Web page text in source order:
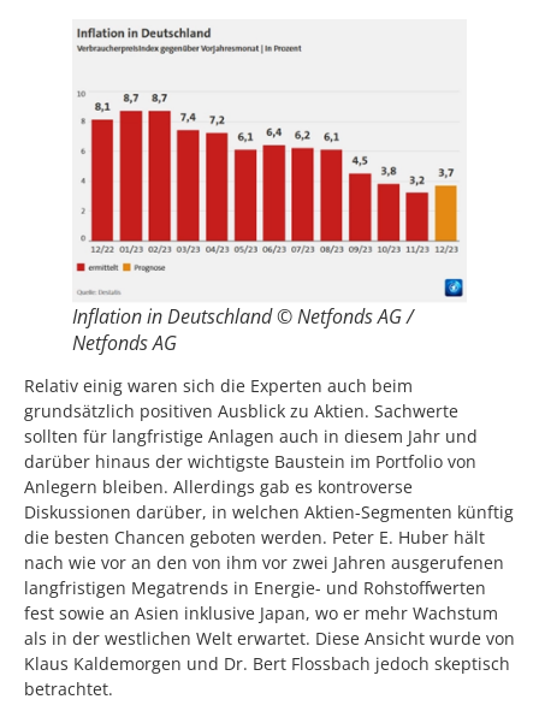
Inflation in Deutschland © Netfonds AG /
Netfonds AG
Relativ einig waren sich die Experten auch beim
grundsätzlich positiven Ausblick zu Aktien. Sachwerte
sollten für langfristige Anlagen auch in diesem Jahr und
darüber hinaus der wichtigste Baustein im Portfolio von
Anlegern bleiben. Allerdings gab es kontroverse
Diskussionen darüber, in welchen Aktien-Segmenten künftig
die besten Chancen geboten werden. Peter E. Huber hält
nach wie vor an den von ihm vor zwei Jahren ausgerufenen
langfristigen Megatrends in Energie- und Rohstoffwerten
fest sowie an Asien inklusive Japan, wo er mehr Wachstum
als in der westlichen Welt erwartet. Diese Ansicht wurde von
Klaus Kaldemorgen und Dr. Bert Flossbach jedoch skeptisch
betrachtet.